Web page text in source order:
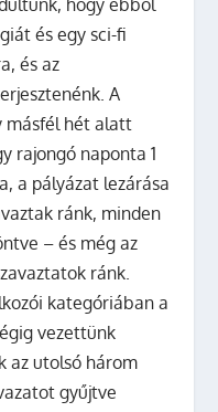
és egy sci-fi
és az
A
másfél hét alatt
rajongó naponta 1
a pályázat lezárása
ránk, minden
– és még az
ránk.
kategóriában a
vezettünk
az utolsó három
gyűjtve